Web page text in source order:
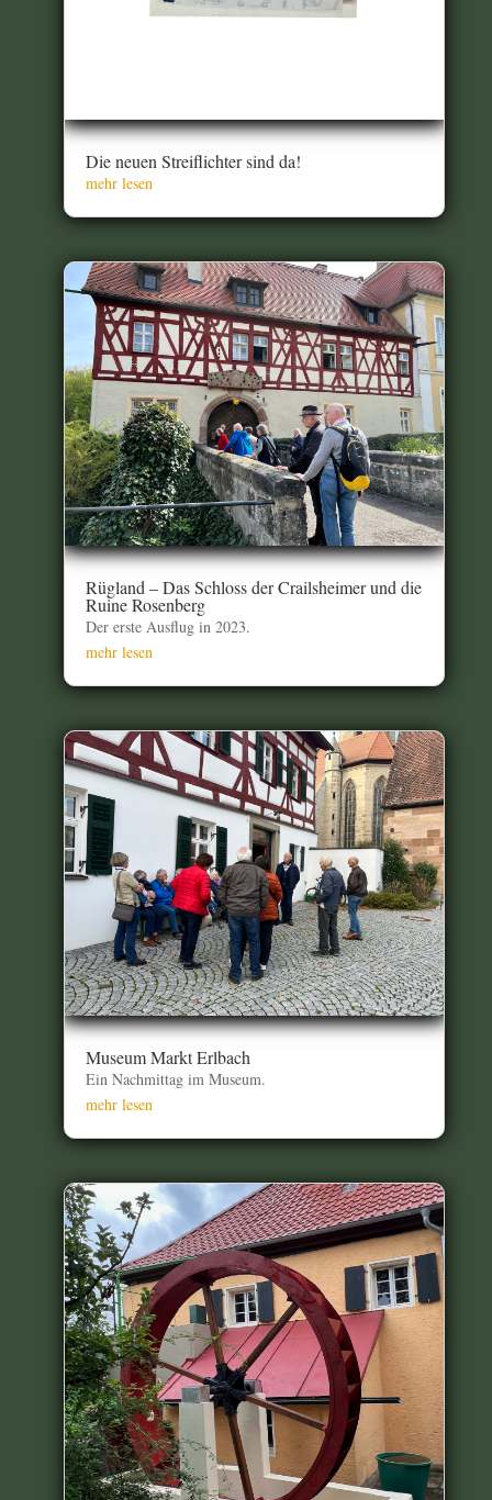
Die neuen Streiflichter sind da!
mehr lesen
Rügland – Das Schloss der Crailsheimer und die
Ruine Rosenberg
Der erste Ausflug in 2023.
mehr lesen
Museum Markt Erlbach
Ein Nachmittag im Museum.
mehr lesen